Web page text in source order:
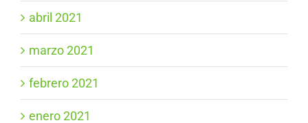
abril 2021
marzo 2021
febrero 2021
enero 2021